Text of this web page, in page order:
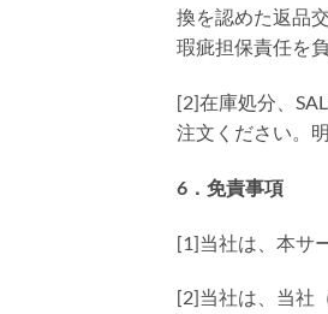
換を認めた返品
瑕疵担保責任を
[2]在庫処分、
注文ください。
6．免責事項
[1]当社は、本サ
[2]当社は、当社